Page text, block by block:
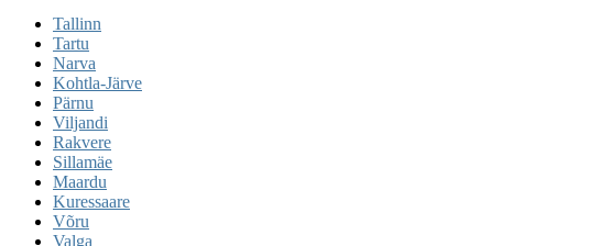
Tallinn
Tartu
Narva
Kohtla-Järve
Pärnu
Viljandi
Rakvere
Sillamäe
Maardu
Kuressaare
Võru
Valga